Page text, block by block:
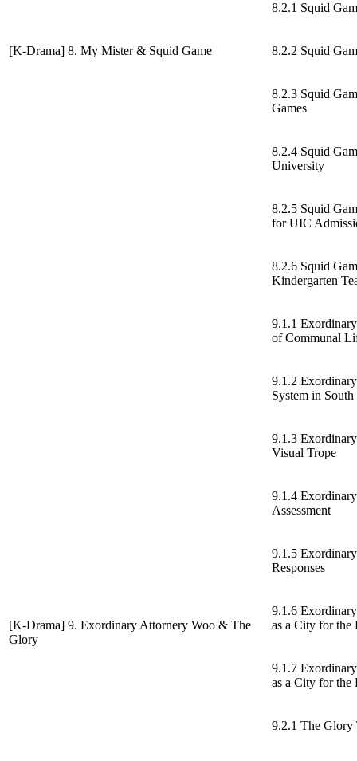
[K-Drama] 8. My Mister & Squid Game
8.2.1 Squid
8.2.2 Squid
8.2.3 Squid
Games
8.2.4 Squid
University
8.2.5 Squid
for UIC
8.2.6 Squid
Kindergarten
[K-Drama] 9. Exordinary Attornery Woo & The
Glory
9.1.1
of Communal
9.1.2
System in
9.1.3
Visual Trope
9.1.4
Assessment
9.1.5
Responses
9.1.6
as a City for the
9.1.7
as a City for the
9.2.1 The Glory